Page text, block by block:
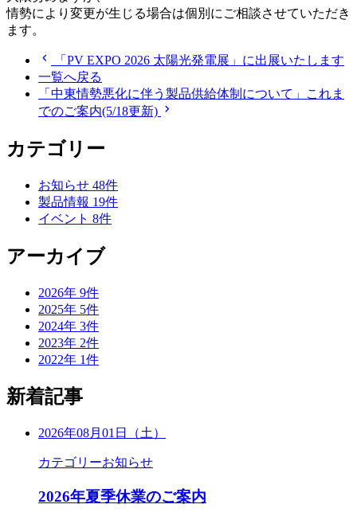
情勢により変更が生じる場合は個別にご相談させていただき
ます。
chevron_left
「PV EXPO 2026 太陽光発電展」に出展いたします
一覧へ戻る
「中東情勢悪化に伴う製品供給体制について」これま
でのご案内(5/18更新) chevron_right
カテゴリー
お知らせ 48件
製品情報 19件
イベント 8件
アーカイブ
2026年 9件
2025年 5件
2024年 3件
2023年 2件
2022年 1件
新着記事
2026年08月01日（土）
カテゴリーお知らせ
2026年夏季休業のご案内